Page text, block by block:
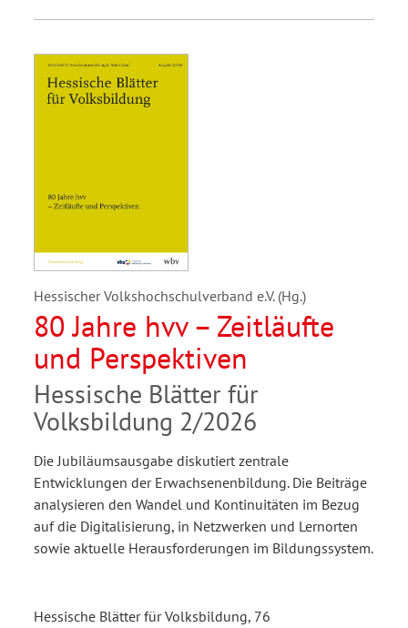
Hessischer Volkshochschulverband e.V. (Hg.)
80 Jahre hvv – Zeitläufte
und Perspektiven
Hessische Blätter für
Volksbildung 2/2026
Die Jubiläumsausgabe diskutiert zentrale
Entwicklungen der Erwachsenenbildung. Die Beiträge
analysieren den Wandel und Kontinuitäten im Bezug
auf die Digitalisierung, in Netzwerken und Lernorten
sowie aktuelle Herausforderungen im Bildungssystem.
Hessische Blätter für Volksbildung, 76